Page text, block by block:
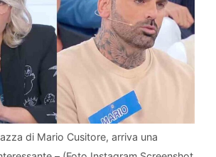
di Mario Cusitore, arriva una